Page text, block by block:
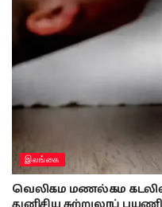
இலங்கை
வெலிகம மணல்கம